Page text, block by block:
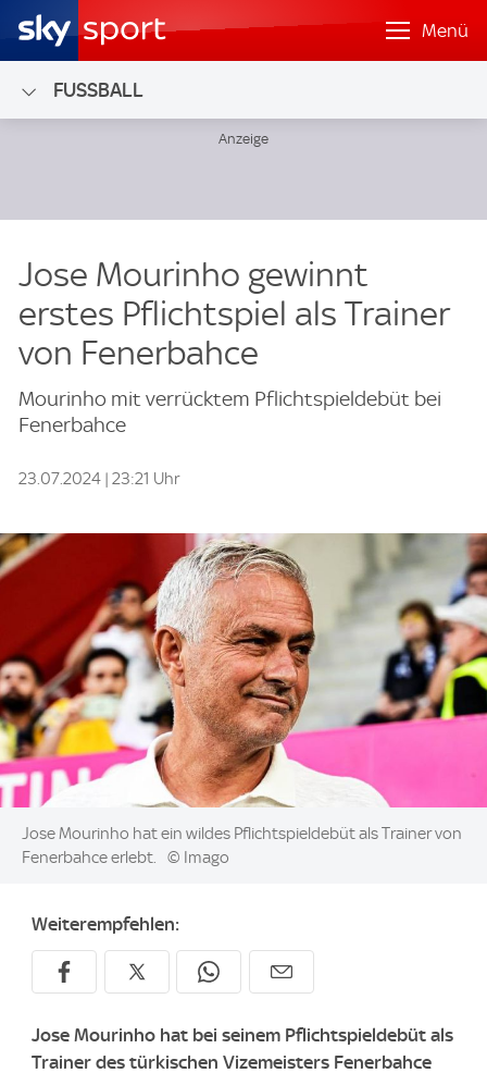
Menü
FUSSBALL
Jose Mourinho gewinnt
erstes Pflichtspiel als Trainer
von Fenerbahce
Mourinho mit verrücktem Pflichtspieldebüt bei
Fenerbahce
23.07.2024 | 23:21 Uhr
Image:
Jose Mourinho hat ein wildes Pflichtspieldebüt als Trainer von
Fenerbahce erlebt.
© Imago
Weiterempfehlen:
Jose Mourinho hat bei seinem Pflichtspieldebüt als
Trainer des türkischen Vizemeisters Fenerbahce